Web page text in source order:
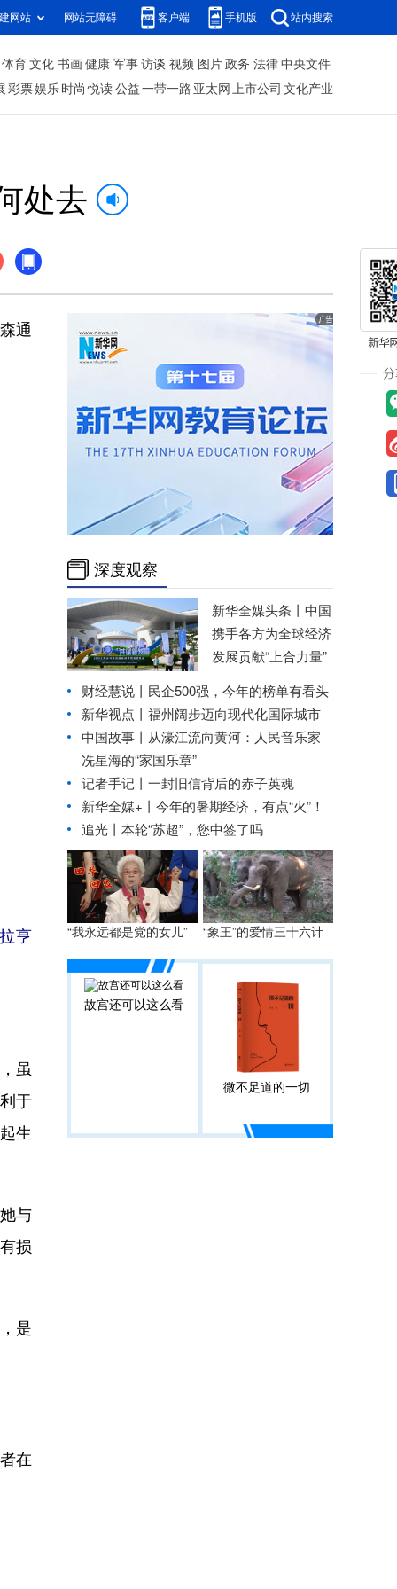
网站 网站无障碍 客户端 手机版 站内搜索
体育 文化 书画 健康 军事 访谈 视频 图片 政务 法律 中央文件
彩票娱乐 时尚 悦读 公益 一带一路 亚太网 上市公司 文化产业
处去
通
亨
虽
于
生
与
损
是
在
深度观察
新华全媒头条丨 中国
携手各方为全球经济
发展贡献“上合力量”
财经慧说丨民企500强，今年的榜单有看头
新华视点丨 福州阔步迈向现代化国际城市
中国故事丨从濠江流向黄河：人民音乐家
冼星海的“家国乐章”
记者手记丨一封旧信背后的赤子英魂
新华全媒+丨 今年的暑期经济，有点“火”！
追光丨 本轮“苏超”，您中签了吗
“我永远都是党的女儿” “象王”的爱情三十六计
故宫还可以这么看
微不足道的一切